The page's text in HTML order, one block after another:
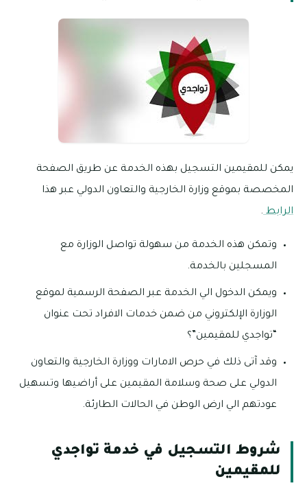
يمكن للمقيمين التسجيل بهذه الخدمة عن طريق الصفحة
المخصصة بموقع وزارة الخارجية والتعاون الدولي عبر هذا
الرابط.
وتمكن هذه الخدمة من سهولة تواصل الوزارة مع
المسجلين بالخدمة.
ويمكن الدخول الي الخدمة عبر الصفحة الرسمية لموقع
الوزارة الإلكتروني من ضمن خدمات الافراد تحت عنوان
“تواجدي للمقيمين”؟
وقد آتى ذلك في حرص الامارات ووزارة الخارجية والتعاون
الدولي على صحة وسلامة المقيمين على أراضيها وتسهيل
عودتهم الي ارض الوطن في الحالات الطارئة.
شروط التسجيل في خدمة تواجدي
للمقيمين